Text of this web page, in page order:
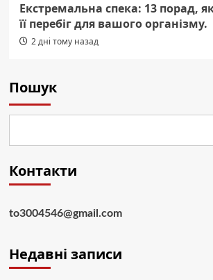
Екстремальна спека: 13 порад,
її перебіг для вашого організму.
2 дні тому назад
Пошук
Контакти
to3004546@gmail.com
Недавні записи